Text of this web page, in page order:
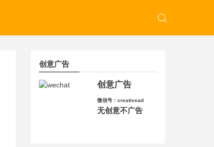
创意广告
创意广告
微信号：creativead
无创意不广告